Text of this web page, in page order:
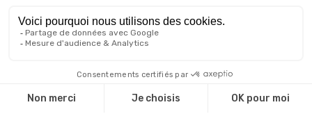
Une équipe d'experts
Notre catalogue
Cadeaux d'affaire
Technique de marquage